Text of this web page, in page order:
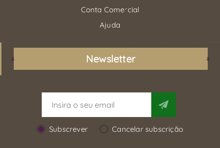
Conta Comercial
Ajuda
Newsletter
Subscrever Cancelar subscrição